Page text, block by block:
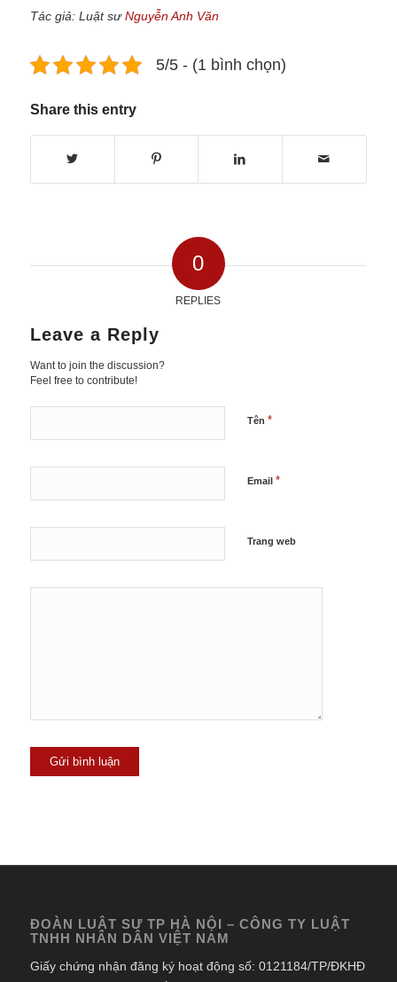
Tác giả: Luật sưNguyễn Anh Văn
5/5 - (1 bình chọn)
Share this entry
0
REPLIES
Leave a Reply
Want to join the discussion?
Feel free to contribute!
Tên *
Email *
Trang web
ĐOÀN LUẬT SƯ TP HÀ NỘI – CÔNG TY LUẬT
TNHH NHÂN DÂN VIỆT NAM
Giấy chứng nhận đăng ký hoạt động số: 0121184/TP/ĐKHĐ